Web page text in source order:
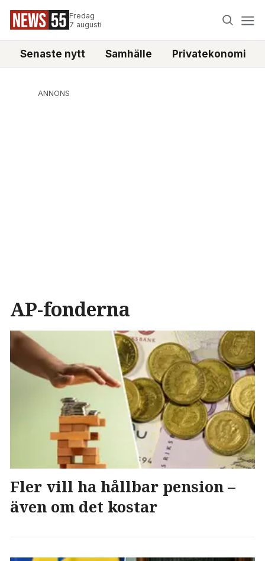
Fredag
7 augusti
Senaste nytt Samhälle Privatekonomi
ANNONS
AP-fonderna
Fler vill ha hållbar pension –
även om det kostar